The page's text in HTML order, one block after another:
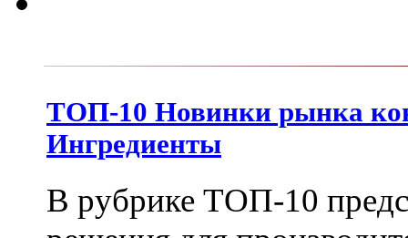
ТОП-10 Новинки рынка
Ингредиенты
В рубрике ТОП-10